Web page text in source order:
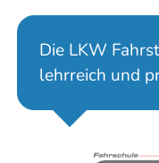
Die LKW
lehrreich und